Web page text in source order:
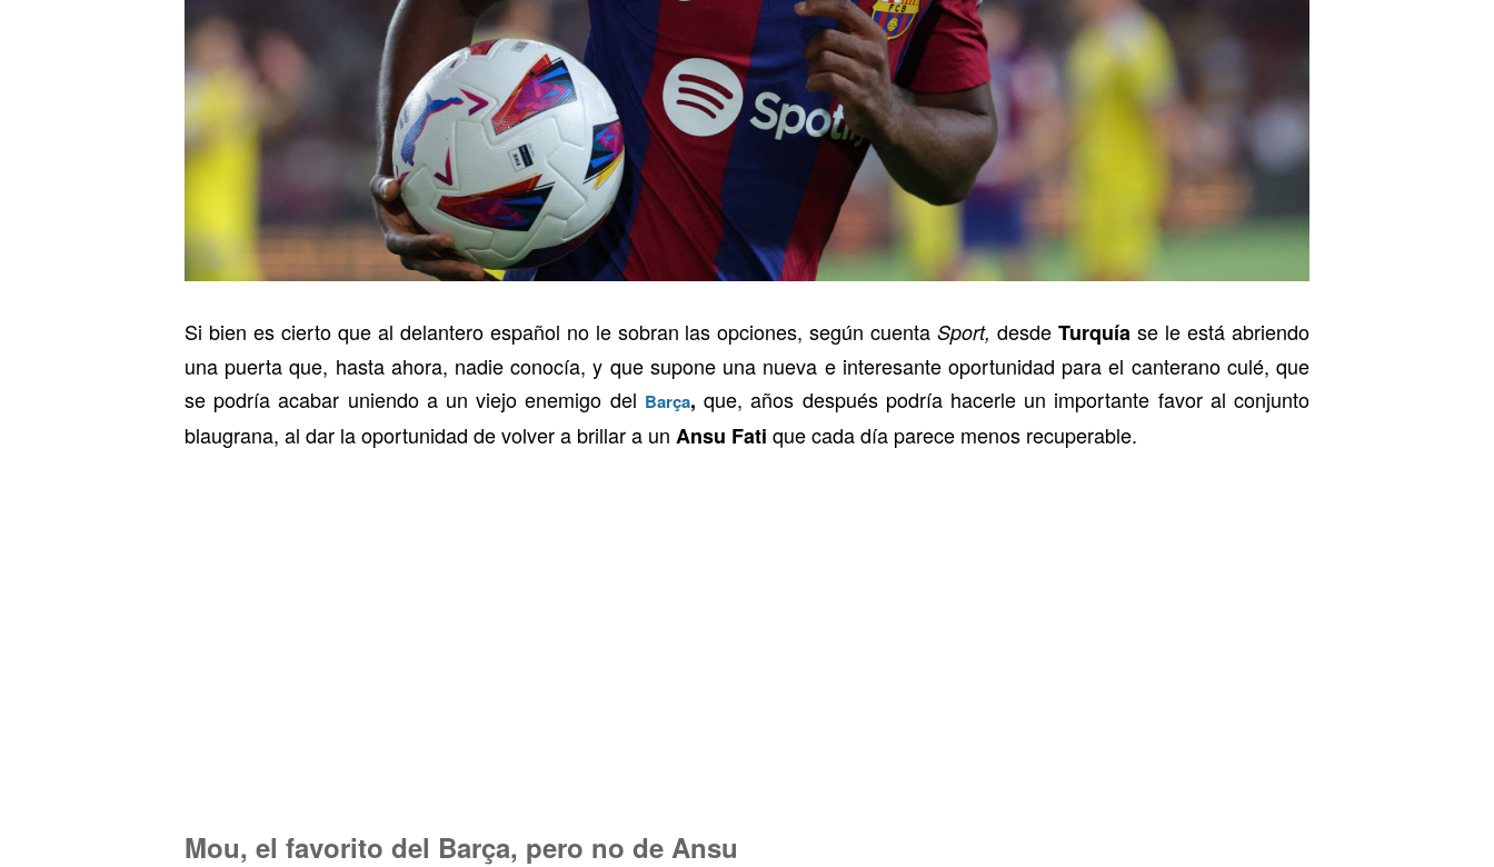
Si bien es cierto que al delantero español no le sobran las opciones, según cuentaSport,desdeTurquía se le está abriendo
una puerta que, hasta ahora, nadie conocía, y que supone una nueva e interesante oportunidad para el canterano culé, que
se podría acabar uniendo a un viejo enemigo del Barça, que, años después podría hacerle un importante favor al conjunto
blaugrana, al dar la oportunidad de volver a brillar a un Ansu Fati que cada día parece menos recuperable.
Mou, el favorito del Barça, pero no de Ansu